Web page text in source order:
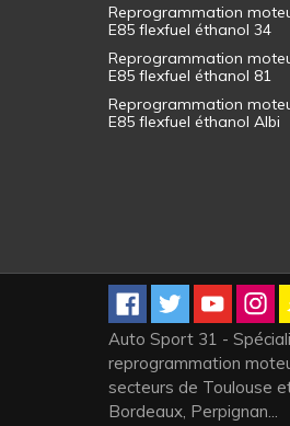
Reprogrammation
E85 flexfuel éthanol 34
Reprogrammation
E85 flexfuel éthanol 81
Reprogrammation
E85 flexfuel éthanol Albi
Auto Sport 31 -
reprogrammation
secteurs de Toulouse
Bordeaux, Perpignan...